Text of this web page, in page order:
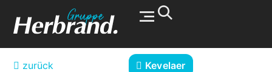
zurück Kevelaer